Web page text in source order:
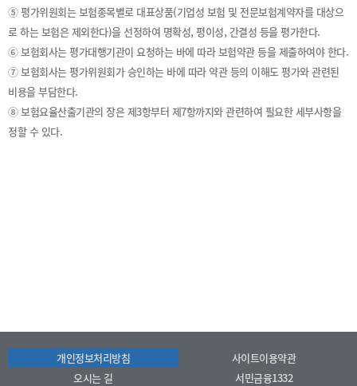
⑤ 평가위원회는 보험종목별로 대표상품(기업성 보험 및 전문보험계약자를 대상으
로 하는 보험은 제외한다)을 선정하여 명확성, 평이성, 간결성 등을 평가한다.
⑥ 보험회사는 평가대행기관이 요청하는 바에 따라 보험약관 등을 제출하여야 한다.
⑦ 보험회사는 평가위원회가 승인하는 바에 따라 약관 등의 이해도 평가와 관련된
비용을 부담한다.
⑧ 보험요율산출기관의 장은 제3항부터 제7항까지와 관련하여 필요한 세부사항을
정할 수 있다.
개인정보처리방침
사이트이용약관
오시는 길
서민금융1332